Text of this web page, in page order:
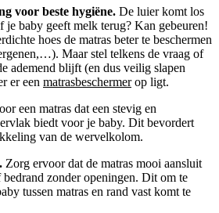
voor beste hygiëne. De luier komt los
je baby geeft melk terug? Kan gebeuren!
hoes de matras beter te beschermen
Maar stel telkens de vraag of
ademend blijft (en dus veilig slapen
er een matrasbeschermerop ligt.
een matras dat een stevig en
biedt voor je baby. Dit bevordert
van de wervelkolom.
Zorg ervoor dat de matras mooi aansluit
zonder openingen. Dit om te
tussen matras en rand vast komt te